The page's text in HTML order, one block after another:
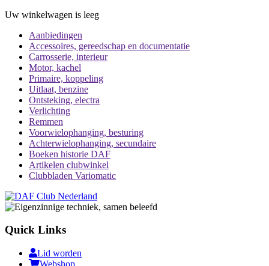
Uw winkelwagen is leeg
Aanbiedingen
Accessoires, gereedschap en documentatie
Carrosserie, interieur
Motor, kachel
Primaire, koppeling
Uitlaat, benzine
Ontsteking, electra
Verlichting
Remmen
Voorwielophanging, besturing
Achterwielophanging, secundaire
Boeken historie DAF
Artikelen clubwinkel
Clubbladen Variomatic
Quick Links
Lid worden